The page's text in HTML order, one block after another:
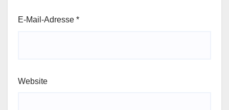
E-Mail-Adresse *
Website